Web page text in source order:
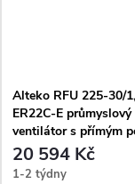
Alteko RFU 225-30/
ER22C-E
ventilátor s přímým
AC
20 594 Kč
1-2 týdny